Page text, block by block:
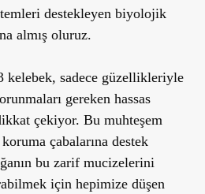
destekleyen biyolojik
almış oluruz.
kelebek, sadece güzellikleriyle
gereken hassas
çekiyor. Bu muhteşem
çabalarına destek
bu zarif mucizelerini
için hepimize düşen